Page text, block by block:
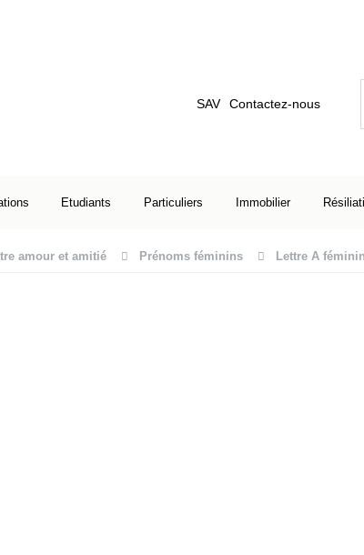
SAV Contactez-nous
Etudiants Particuliers Immobilier
amour et amitié Prénoms féminins Lettre A féminin